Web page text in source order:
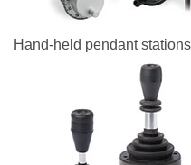
Hand-held pendant